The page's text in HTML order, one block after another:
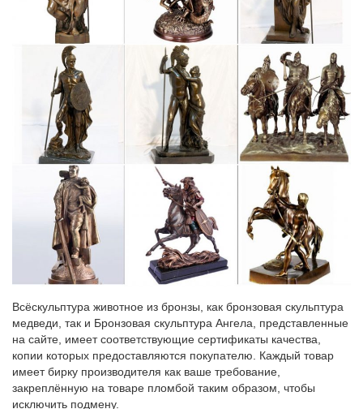
Всёскульптура животное из бронзы, как бронзовая скульптура
медведи, так и Бронзовая скульптура Ангела, представленные
на сайте, имеет соответствующие сертификаты качества,
копии которых предоставляются покупателю. Каждый товар
имеет бирку производителя как ваше требование,
закреплённую на товаре пломбой таким образом, чтобы
исключить подмену.